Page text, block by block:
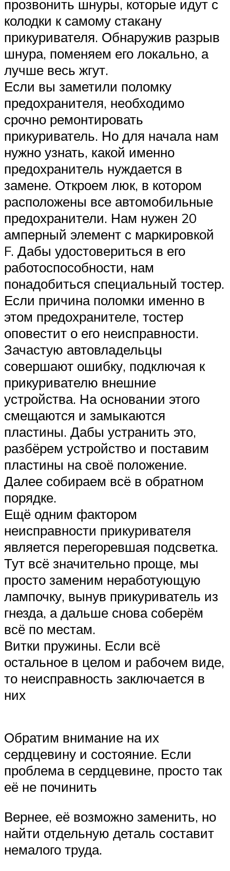
прозвонить шнуры, которые идут с
колодки к самому стакану
прикуривателя. Обнаружив разрыв
шнура, поменяем его локально, а
лучше весь жгут.
Если вы заметили поломку
предохранителя, необходимо
срочно ремонтировать
прикуриватель. Но для начала нам
нужно узнать, какой именно
предохранитель нуждается в
замене. Откроем люк, в котором
расположены все автомобильные
предохранители. Нам нужен 20
амперный элемент с маркировкой
F. Дабы удостовериться в его
работоспособности, нам
понадобиться специальный тостер.
Если причина поломки именно в
этом предохранителе, тостер
оповестит о его неисправности.
Зачастую автовладельцы
совершают ошибку, подключая к
прикуривателю внешние
устройства. На основании этого
смещаются и замыкаются
пластины. Дабы устранить это,
разбёрем устройство и поставим
пластины на своё положение.
Далее собираем всё в обратном
порядке.
Ещё одним фактором
неисправности прикуривателя
является перегоревшая подсветка.
Тут всё значительно проще, мы
просто заменим неработующую
лампочку, вынув прикуриватель из
гнезда, а дальше снова соберём
всё по местам.
Витки пружины. Если всё
остальное в целом и рабочем виде,
то неисправность заключается в
них
Обратим внимание на их
сердцевину и состояние. Если
проблема в сердцевине, просто так
её не починить
Вернее, её возможно заменить, но
найти отдельную деталь составит
немалого труда.